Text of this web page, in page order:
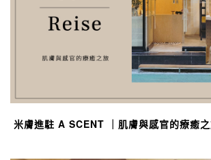
米膚進駐 A SCENT ｜肌膚與感官的療癒